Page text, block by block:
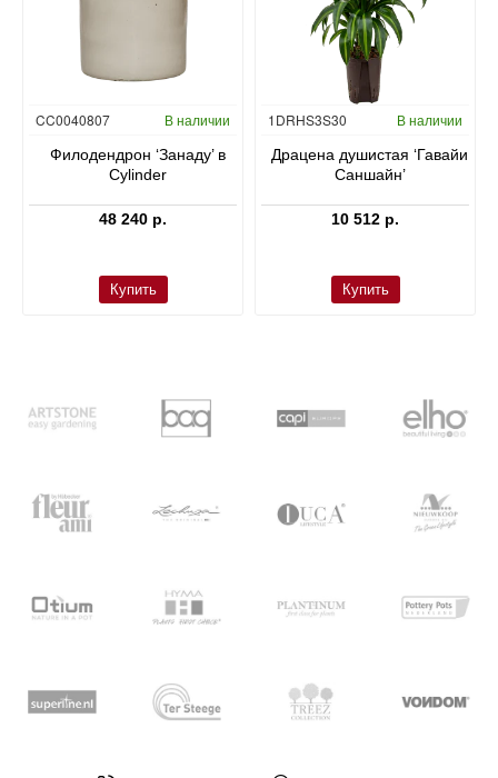
CC0040807 В наличии
Филодендрон ‘Занаду’ в
Cylinder
48 240 р.
Купить
Гидропоника
1DRHS3S30 В наличии
Драцена душистая ‘Гавайи
Саншайн’
10 512 р.
Купить